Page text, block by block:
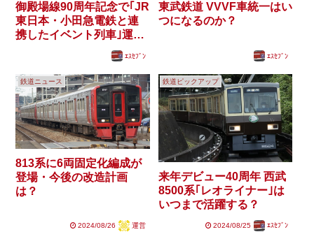
御殿場線90周年記念で｢JR
東日本・小田急電鉄と連
携したイベント列車｣運行
予定 どのような列車か？
ｴｽｾﾌﾞﾝ
東武鉄道 VVVF車統一はい
つになるのか？
ｴｽｾﾌﾞﾝ
鉄道ニュース
813系に6両固定化編成が
登場・今後の改造計画
は？
2024/08/26 運営
鉄道ピックアップ
来年デビュー40周年 西武
8500系｢レオライナー｣は
いつまで活躍する？
2024/08/25 ｴｽｾﾌﾞﾝ